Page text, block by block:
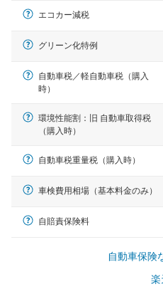
エコカー減税
グリーン化特例
自動車税／軽自動車税（購入
時）
環境性能割：旧 自動車取得税
（購入時）
自動車税重量税（購入時）
車検費用相場（基本料金のみ）
自賠責保険料
自動車保険
楽